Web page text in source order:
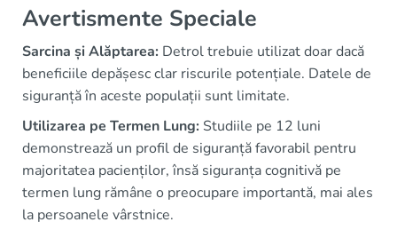
Avertismente Speciale
Sarcina și Alăptarea: Detrol trebuie utilizat doar dacă
beneficiile depășesc clar riscurile potențiale. Datele de
siguranță în aceste populații sunt limitate.
Utilizarea pe Termen Lung: Studiile pe 12 luni
demonstrează un profil de siguranță favorabil pentru
majoritatea pacienților, însă siguranța cognitivă pe
termen lung rămâne o preocupare importantă, mai ales
la persoanele vârstnice.